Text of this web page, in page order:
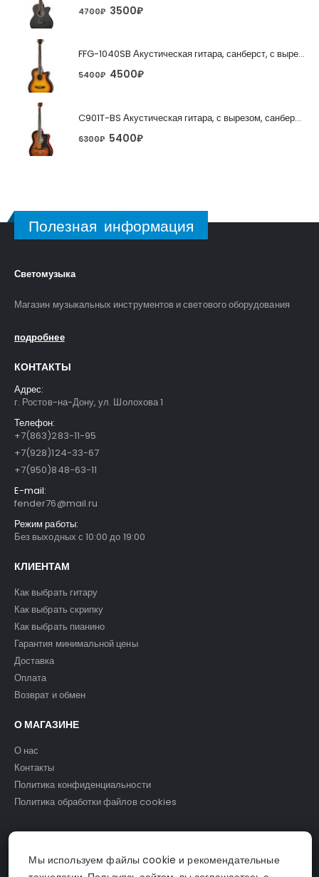
4700₽ 3500₽
FFG-1040SB Акустическая гитара, санберст, с вырезом, Foix
5400₽ 4500₽
C901T-BS Акустическая гитара, с вырезом, санберст, Caraya
6300₽ 5400₽
Полезная информация
Светомузыка
Магазин музыкальных инструментов и светового оборудования
подробнее
КОНТАКТЫ
Адрес:
г. Ростов-на-Дону, ул. Шолохова 1
Телефон:
+7(863)283-11-95
+7(928)124-33-67
+7(950)848-63-11
E-mail:
fender76@mail.ru
Режим работы:
Без выходных с 10:00 до 19:00
КЛИЕНТАМ
Как выбрать гитару
Как выбрать скрипку
Как выбрать пианино
Гарантия минимальной цены
Доставка
Оплата
Возврат и обмен
О МАГАЗИНЕ
О нас
Контакты
Политика конфиденциальности
Политика обработки файлов cookies
© Светомузыка. 2025.
Мы используем файлы cookie и рекомендательные